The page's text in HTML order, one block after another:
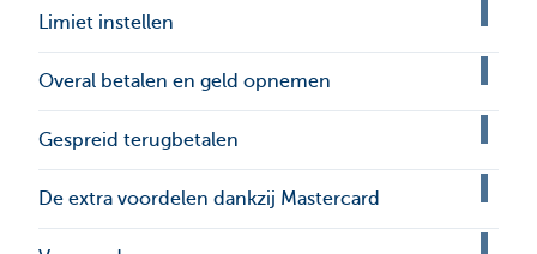
Limiet instellen
Overal betalen en geld opnemen
Gespreid terugbetalen
De extra voordelen dankzij Mastercard